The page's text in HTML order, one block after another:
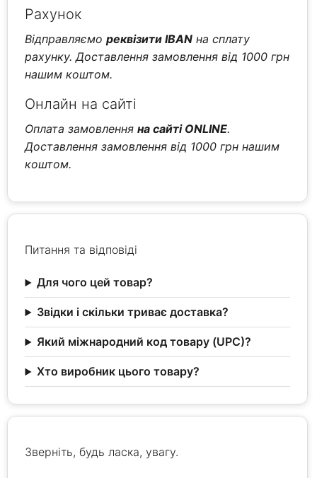
Рахунок
Відправляємореквізити IBAN на сплату
рахунку. Доставлення замовлення від 1000 грн
нашим коштом.
Онлайн на сайті
Оплата замовленняна сайті ONLINE.
Доставлення замовлення від 1000 грн нашим
коштом.
Питання та відповіді
Для чого цей товар?
Звідки і скільки триває доставка?
Який міжнародний код товару (UPC)?
Хто виробник цього товару?
Зверніть, будь ласка, увагу.